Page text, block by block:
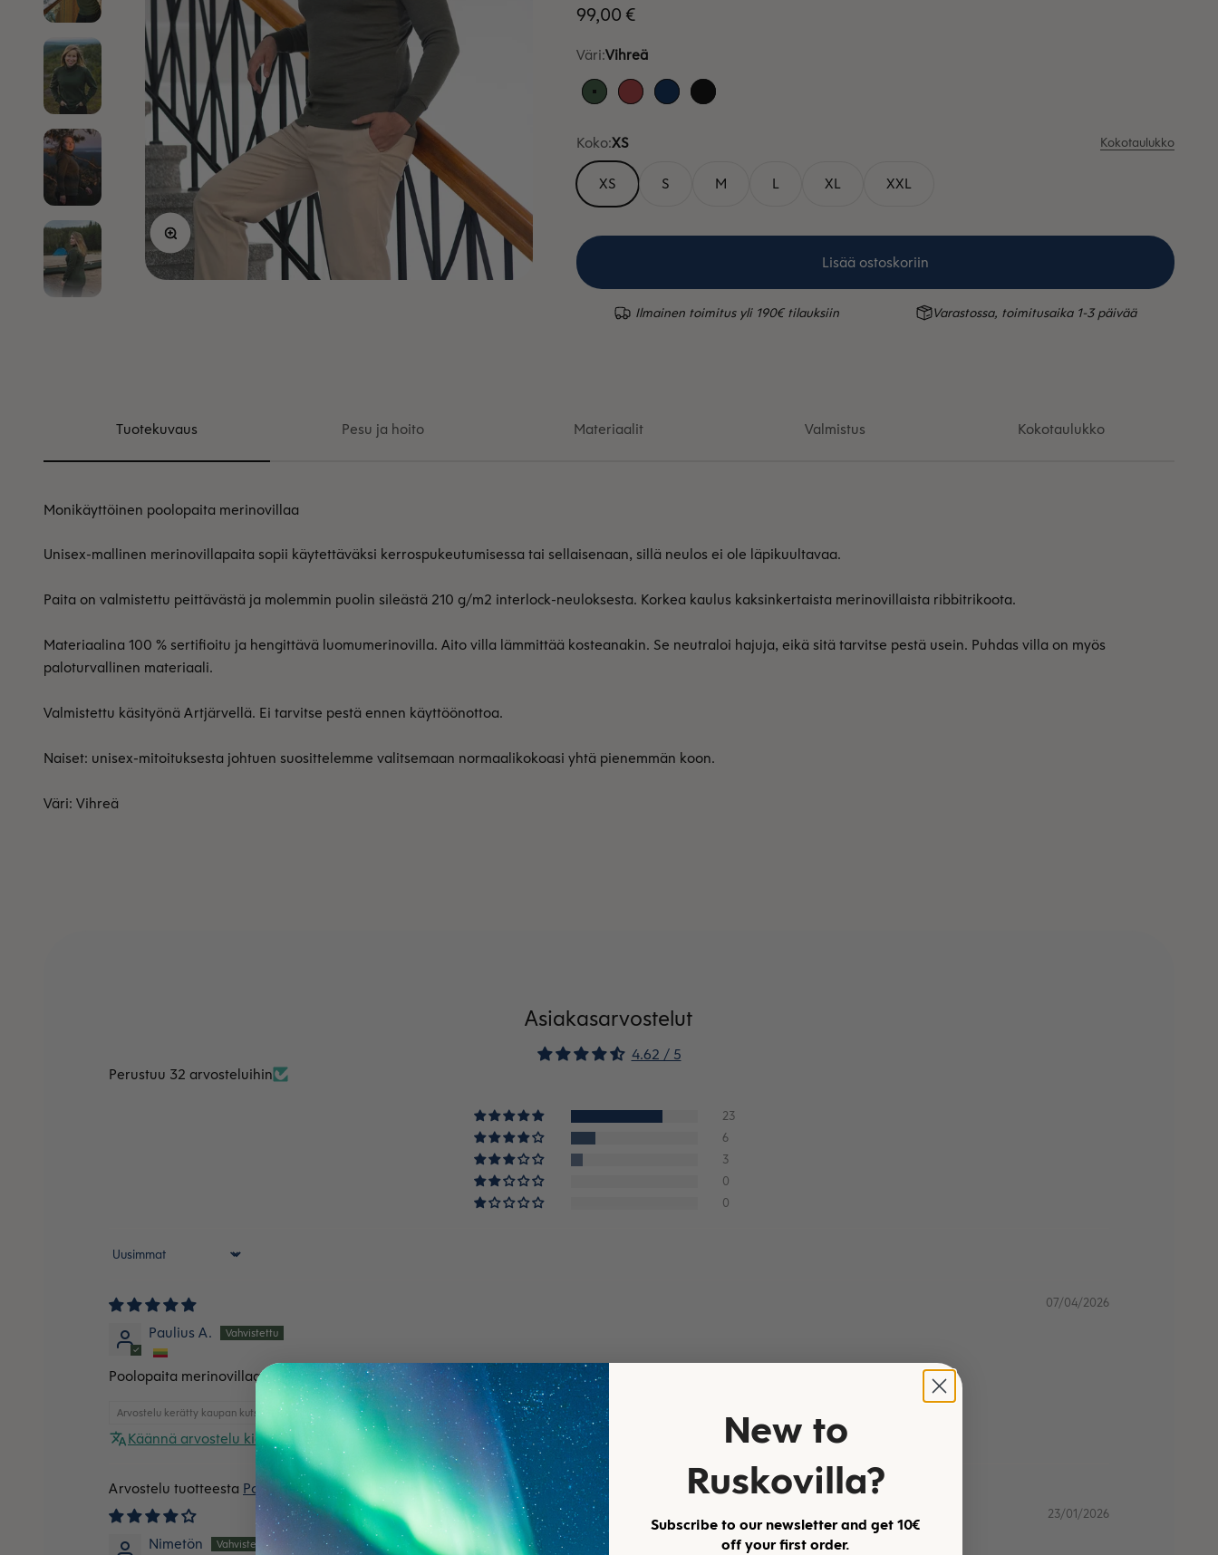
Lähennä
Alennushinta
99,00 €
Väri:Vihreä
VihreäPunainenSininenMusta
Koko:XS Kokotaulukko
XS S M L XL XXL
Lisää ostoskoriin
Ilmainen toimitus yli 190€ tilauksiin Varastossa, toimitusaika 1-3 päivää
Tuotekuvaus
Monikäyttöinen poolopaita merinovillaa
Unisex-mallinen merinovillapaita sopii käytettäväksi kerrospukeutumisessa tai sellaisenaan, sillä neulos ei ole läpikuultavaa.
Paita on valmistettu peittävästä ja molemmin puolin sileästä 210 g/m2 interlock-neuloksesta. Korkea kaulus kaksinkertaista merinovillaista ribbitrikoota.
Materiaalina 100 % sertifioitu ja hengittävä luomumerinovilla. Aito villa lämmittää kosteanakin. Se neutraloi hajuja, eikä sitä tarvitse pestä usein. Puhdas villa on myös
paloturvallinen materiaali.
Valmistettu käsityönä Artjärvellä. Ei tarvitse pestä ennen käyttöönottoa.
Naiset: unisex-mitoituksesta johtuen suosittelemme valitsemaan normaalikokoasi yhtä pienemmän koon.
Väri: Vihreä
Pesu ja hoito Materiaalit Valmistus Kokotaulukko
Asiakasarvostelut
4.62 / 5
Perustuu 32 arvosteluihin
23
6
3
0
0
Sort by
07/04/2026
Paulius A.
Poolopaita merinovillaa, unisex, vihreä
Arvostelu kerätty kaupan kutsun kautta
Käännä arvostelu kielelle suomi
Poolopaita merinovillaa, unisex, musta
23/01/2026
Nimetön
New to
Ruskovilla?
Subscribe to our newsletter and get 10€
off your first order.